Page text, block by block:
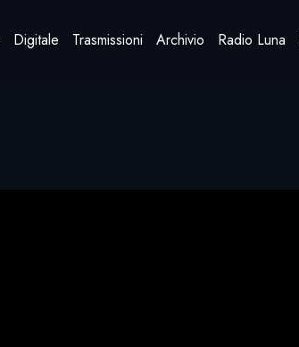
Digitale Trasmissioni Archivio Radio Luna